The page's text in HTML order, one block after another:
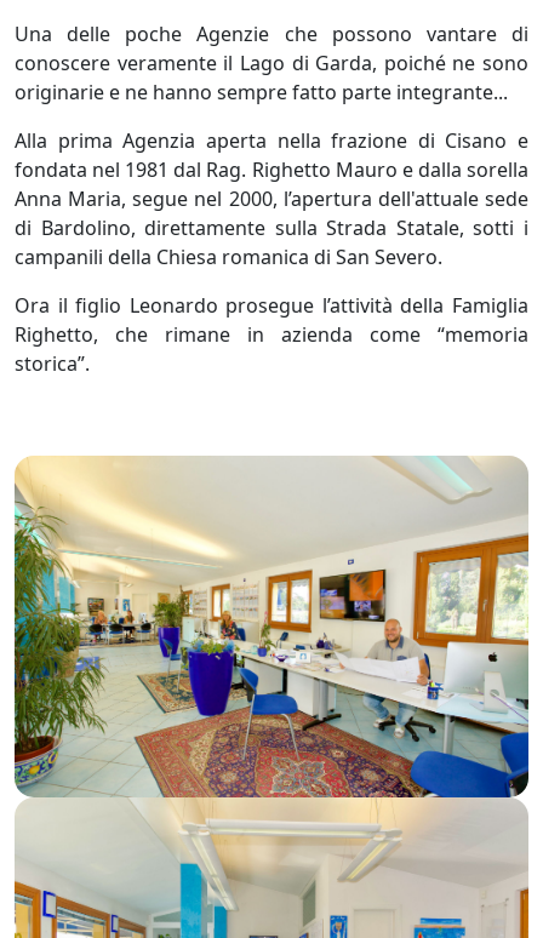
Una delle poche Agenzie che possono vantare di
conoscere veramente il Lago di Garda, poiché ne sono
originarie e ne hanno sempre fatto parte integrante...
Alla prima Agenzia aperta nella frazione di Cisano e
fondata nel 1981 dal Rag. Righetto Mauro e dalla sorella
Anna Maria, segue nel 2000, l’apertura dell'attuale sede
di Bardolino, direttamente sulla Strada Statale, sotti i
campanili della Chiesa romanica di San Severo.
Ora il figlio Leonardo prosegue l’attività della Famiglia
Righetto, che rimane in azienda come “memoria
storica”.